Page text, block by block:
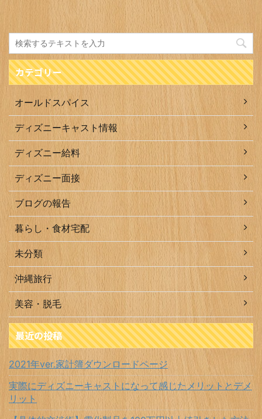
カテゴリー
オールドスパイス
ディズニーキャスト情報
ディズニー給料
ディズニー面接
ブログの報告
暮らし・食材宅配
未分類
沖縄旅行
美容・脱毛
最近の投稿
2021年ver.家計簿ダウンロードページ
実際にディズニーキャストになって感じたメリットとデメ
リット